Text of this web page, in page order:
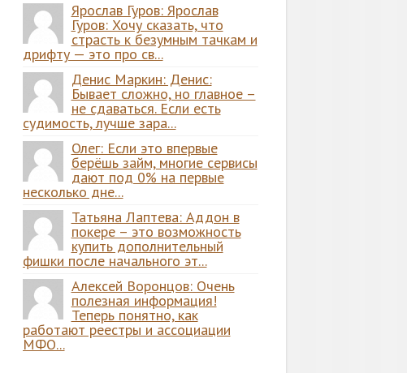
Ярослав Гуров: Ярослав
Гуров: Хочу сказать, что
страсть к безумным тачкам и
дрифту — это про св...
Денис Маркин: Денис:
Бывает сложно, но главное –
не сдаваться. Если есть
судимость, лучше зара...
Олег: Если это впервые
берёшь займ, многие сервисы
дают под 0% на первые
несколько дне...
Татьяна Лаптева: Аддон в
покере – это возможность
купить дополнительный
фишки после начального эт...
Алексей Воронцов: Очень
полезная информация!
Теперь понятно, как
работают реестры и ассоциации
МФО...